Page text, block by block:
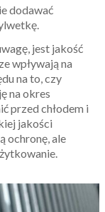
dodawać
jest jakość
wpływają na
na to, czy
na okres
przed chłodem i
jakości
ochronę, ale